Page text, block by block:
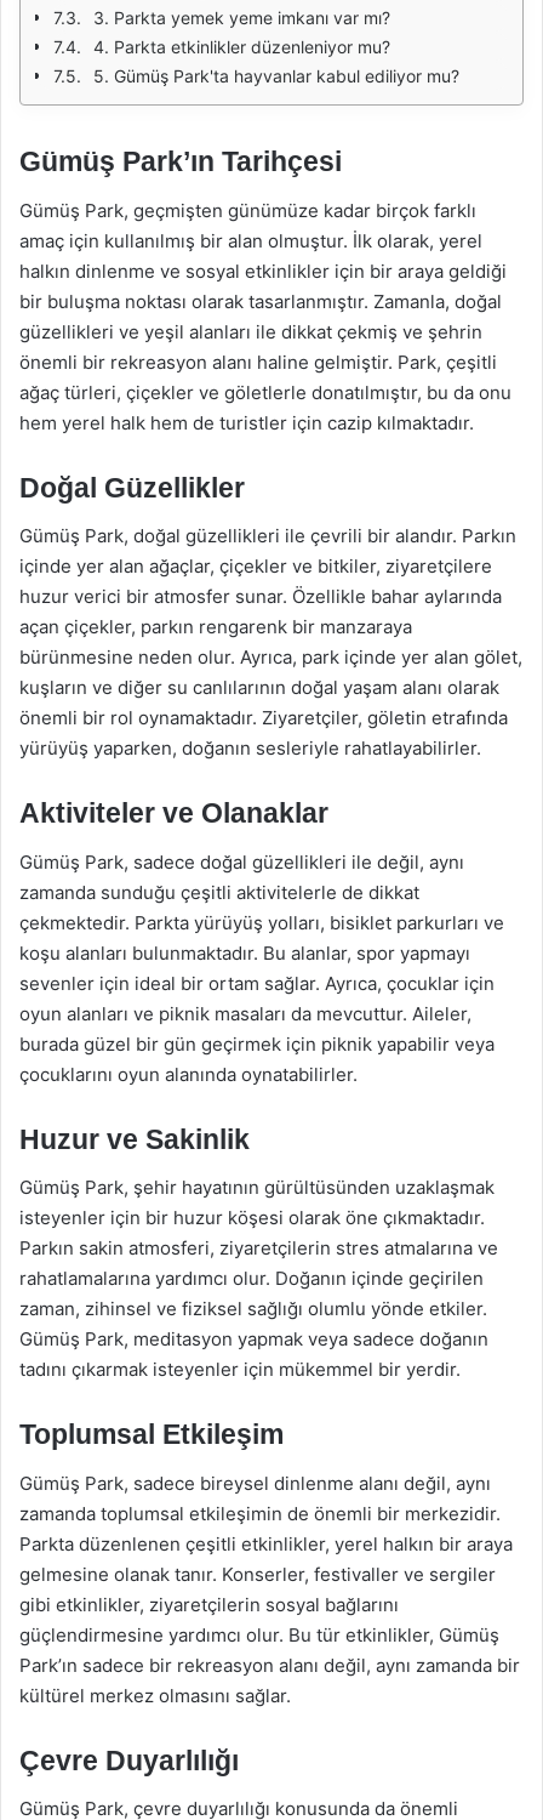
3. Parkta yemek yeme imkanı var mı?
4. Parkta etkinlikler düzenleniyor mu?
5. Gümüş Park'ta hayvanlar kabul ediliyor mu?
Gümüş Park’ın Tarihçesi
Gümüş Park, geçmişten günümüze kadar birçok farklı
amaç için kullanılmış bir alan olmuştur. İlk olarak, yerel
halkın dinlenme ve sosyal etkinlikler için bir araya geldiği
bir buluşma noktası olarak tasarlanmıştır. Zamanla, doğal
güzellikleri ve yeşil alanları ile dikkat çekmiş ve şehrin
önemli bir rekreasyon alanı haline gelmiştir. Park, çeşitli
ağaç türleri, çiçekler ve göletlerle donatılmıştır, bu da onu
hem yerel halk hem de turistler için cazip kılmaktadır.
Doğal Güzellikler
Gümüş Park, doğal güzellikleri ile çevrili bir alandır. Parkın
içinde yer alan ağaçlar, çiçekler ve bitkiler, ziyaretçilere
huzur verici bir atmosfer sunar. Özellikle bahar aylarında
açan çiçekler, parkın rengarenk bir manzaraya
bürünmesine neden olur. Ayrıca, park içinde yer alan gölet,
kuşların ve diğer su canlılarının doğal yaşam alanı olarak
önemli bir rol oynamaktadır. Ziyaretçiler, göletin etrafında
yürüyüş yaparken, doğanın sesleriyle rahatlayabilirler.
Aktiviteler ve Olanaklar
Gümüş Park, sadece doğal güzellikleri ile değil, aynı
zamanda sunduğu çeşitli aktivitelerle de dikkat
çekmektedir. Parkta yürüyüş yolları, bisiklet parkurları ve
koşu alanları bulunmaktadır. Bu alanlar, spor yapmayı
sevenler için ideal bir ortam sağlar. Ayrıca, çocuklar için
oyun alanları ve piknik masaları da mevcuttur. Aileler,
burada güzel bir gün geçirmek için piknik yapabilir veya
çocuklarını oyun alanında oynatabilirler.
Huzur ve Sakinlik
Gümüş Park, şehir hayatının gürültüsünden uzaklaşmak
isteyenler için bir huzur köşesi olarak öne çıkmaktadır.
Parkın sakin atmosferi, ziyaretçilerin stres atmalarına ve
rahatlamalarına yardımcı olur. Doğanın içinde geçirilen
zaman, zihinsel ve fiziksel sağlığı olumlu yönde etkiler.
Gümüş Park, meditasyon yapmak veya sadece doğanın
tadını çıkarmak isteyenler için mükemmel bir yerdir.
Toplumsal Etkileşim
Gümüş Park, sadece bireysel dinlenme alanı değil, aynı
zamanda toplumsal etkileşimin de önemli bir merkezidir.
Parkta düzenlenen çeşitli etkinlikler, yerel halkın bir araya
gelmesine olanak tanır. Konserler, festivaller ve sergiler
gibi etkinlikler, ziyaretçilerin sosyal bağlarını
güçlendirmesine yardımcı olur. Bu tür etkinlikler, Gümüş
Park’ın sadece bir rekreasyon alanı değil, aynı zamanda bir
kültürel merkez olmasını sağlar.
Çevre Duyarlılığı
Gümüş Park, çevre duyarlılığı konusunda da önemli